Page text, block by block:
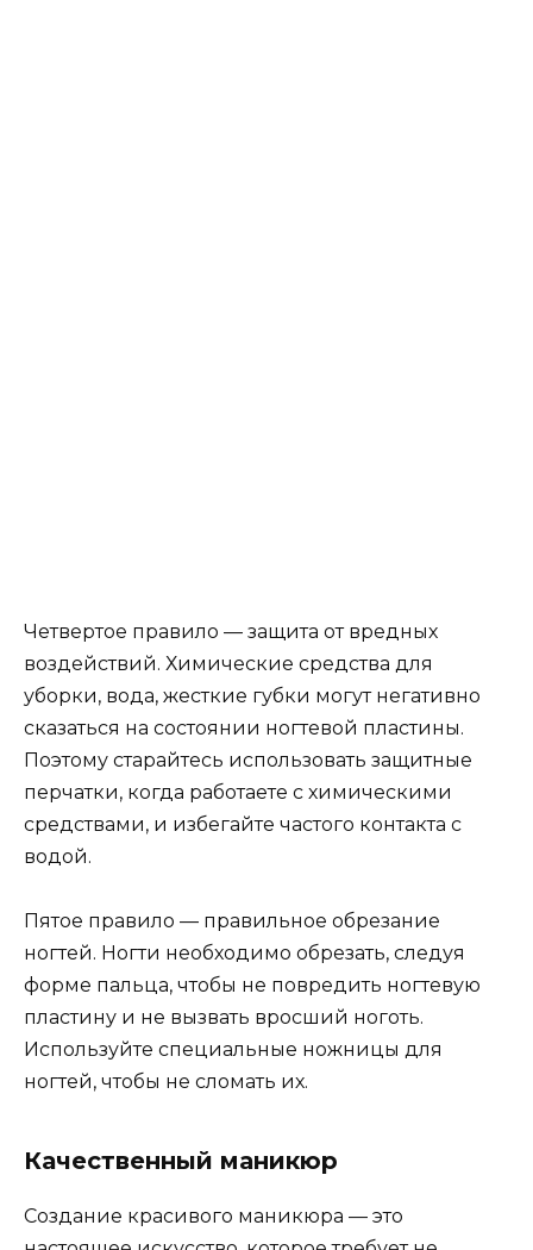
Четвертое правило — защита от вредных
воздействий. Химические средства для
уборки, вода, жесткие губки могут негативно
сказаться на состоянии ногтевой пластины.
Поэтому старайтесь использовать защитные
перчатки, когда работаете с химическими
средствами, и избегайте частого контакта с
водой.
Пятое правило — правильное обрезание
ногтей. Ногти необходимо обрезать, следуя
форме пальца, чтобы не повредить ногтевую
пластину и не вызвать вросший ноготь.
Используйте специальные ножницы для
ногтей, чтобы не сломать их.
Качественный маникюр
Создание красивого маникюра — это